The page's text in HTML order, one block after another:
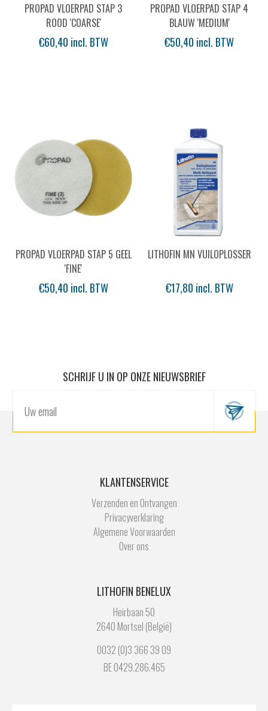
PROPAD VLOERPAD STAP 3
ROOD 'COARSE'
€60,40 incl. BTW
PROPAD VLOERPAD STAP 4
BLAUW 'MEDIUM'
€50,40 incl. BTW
PROPAD VLOERPAD STAP 5 GEEL
'FINE'
€50,40 incl. BTW
LITHOFIN MN VUILOPLOSSER
€17,80 incl. BTW
SCHRIJF U IN OP ONZE NIEUWSBRIEF
KLANTENSERVICE
Verzenden en Ontvangen
Privacyverklaring
Algemene Voorwaarden
Over ons
LITHOFIN BENELUX
Heirbaan 50
2640 Mortsel (België)
0032 (0)3 366 39 09
BE 0429.286.465